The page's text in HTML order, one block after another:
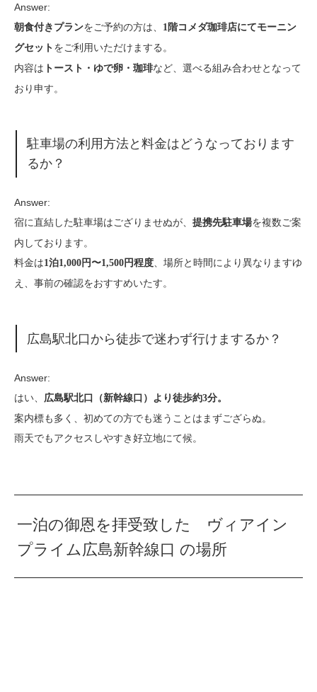
Answer:
朝食付きプランをご予約の方は、 1階コメダ珈琲店にてモーニン
グセット をご利用いただけまする。
内容は トースト・ゆで卵・珈琲など、選べる組み合わせとなって
おり申す。
駐車場の利用方法と料金はどうなっております
るか？
Answer:
宿に直結した駐車場はござりませぬが、 提携先駐車場を複数ご案
内しております。
料金は1泊1,000円〜1,500円程度 、場所と時間により異なりますゆ
え、事前の確認をおすすめいたす。
広島駅北口から徒歩で迷わず行けまするか？
Answer:
はい、 広島駅北口（新幹線口）より徒歩約3分。
案内標も多く、初めての方でも迷うことはまずござらぬ。
雨天でもアクセスしやすき好立地にて候。
一泊の御恩を拝受致した ヴィアイン
プライム広島新幹線口 の場所